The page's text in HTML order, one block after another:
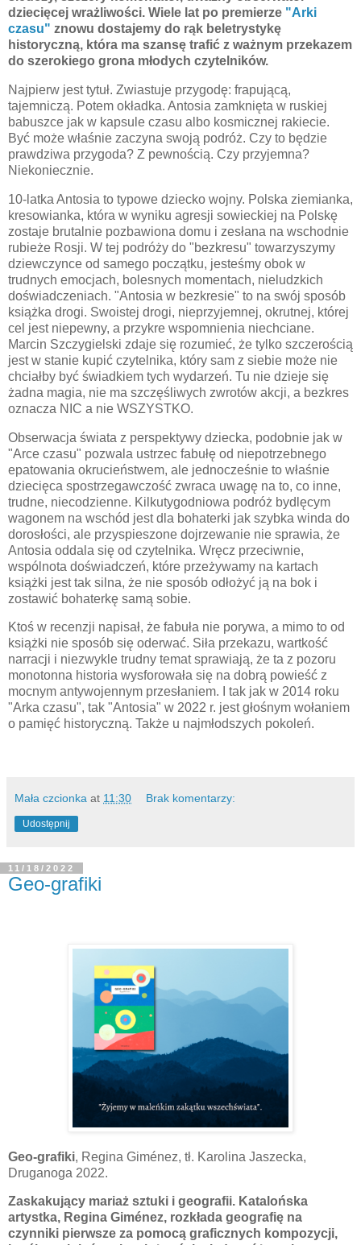
dziecięcej wrażliwości. Wiele lat po premierze "Arki
czasu" znowu dostajemy do rąk beletrystykę
historyczną, która ma szansę trafić z ważnym przekazem
do szerokiego grona młodych czytelników.
Najpierw jest tytuł. Zwiastuje przygodę: frapującą,
tajemniczą. Potem okładka. Antosia zamknięta w ruskiej
babuszce jak w kapsule czasu albo kosmicznej rakiecie.
Być może właśnie zaczyna swoją podróż. Czy to będzie
prawdziwa przygoda? Z pewnością. Czy przyjemna?
Niekoniecznie.
10-latka Antosia to typowe dziecko wojny. Polska ziemianka,
kresowianka, która w wyniku agresji sowieckiej na Polskę
zostaje brutalnie pozbawiona domu i zesłana na wschodnie
rubieże Rosji. W tej podróży do "bezkresu" towarzyszymy
dziewczynce od samego początku, jesteśmy obok w
trudnych emocjach, bolesnych momentach, nieludzkich
doświadczeniach. "Antosia w bezkresie" to na swój sposób
książka drogi. Swoistej drogi, nieprzyjemnej, okrutnej, której
cel jest niepewny, a przykre wspomnienia niechciane.
Marcin Szczygielski zdaje się rozumieć, że tylko szczerością
jest w stanie kupić czytelnika, który sam z siebie może nie
chciałby być świadkiem tych wydarzeń. Tu nie dzieje się
żadna magia, nie ma szczęśliwych zwrotów akcji, a bezkres
oznacza NIC a nie WSZYSTKO.
Obserwacja świata z perspektywy dziecka, podobnie jak w
"Arce czasu" pozwala ustrzec fabułę od niepotrzebnego
epatowania okrucieństwem, ale jednocześnie to właśnie
dziecięca spostrzegawczość zwraca uwagę na to, co inne,
trudne, niecodzienne. Kilkutygodniowa podróż bydlęcym
wagonem na wschód jest dla bohaterki jak szybka winda do
dorosłości, ale przyspieszone dojrzewanie nie sprawia, że
Antosia oddala się od czytelnika. Wręcz przeciwnie,
wspólnota doświadczeń, które przeżywamy na kartach
książki jest tak silna, że nie sposób odłożyć ją na bok i
zostawić bohaterkę samą sobie.
Ktoś w recenzji napisał, że fabuła nie porywa, a mimo to od
książki nie sposób się oderwać. Siła przekazu, wartkość
narracji i niezwykle trudny temat sprawiają, że ta z pozoru
monotonna historia wysforowała się na dobrą powieść z
mocnym antywojennym przesłaniem. I tak jak w 2014 roku
"Arka czasu", tak "Antosia" w 2022 r. jest głośnym wołaniem
o pamięć historyczną. Także u najmłodszych pokoleń.
Mała czcionka at 11:30 Brak komentarzy:
Udostępnij
11/18/2022
Geo-grafiki
Geo-grafiki, Regina Giménez, tł. Karolina Jaszecka,
Druganoga 2022.
Zaskakujący mariaż sztuki i geografii. Katalońska
artystka, Regina Giménez, rozkłada geografię na
czynniki pierwsze za pomocą graficznych kompozycji,